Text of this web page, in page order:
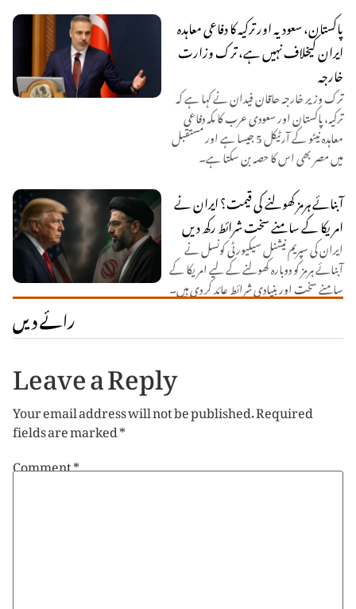
پاکستان، سعودیہ اور ترکیہ کا دفاعی معاہدہ
ایران کیخلاف نہیں ہے، ترک وزارت
خارجہ
ترک وزیر خارجہ حاقان فیدان نے کہا ہے کہ
ترکیہ، پاکستان اور سعودی عرب کا مکہ دفاعی
معاہدہ نیٹو کے آرٹیکل 5 جیسا ہے اور مستقبل
میں مصر بھی اس کا حصہ بن سکتا ہے۔
آبنائے ہرمز کھولنے کی قیمت؟ ایران نے
امریکا کے سامنے سخت شرائط رکھ دیں
ایران کی سپریم نیشنل سیکیورٹی کونسل نے
آبنائے ہرمز کو دوبارہ کھولنے کے لیے امریکا کے
سامنے سخت اور بنیادی شرائط عائد کر دی ہیں۔
رائے دیں
Leave a Reply
Your email address will not be published.Required
fields are marked*
Comment*